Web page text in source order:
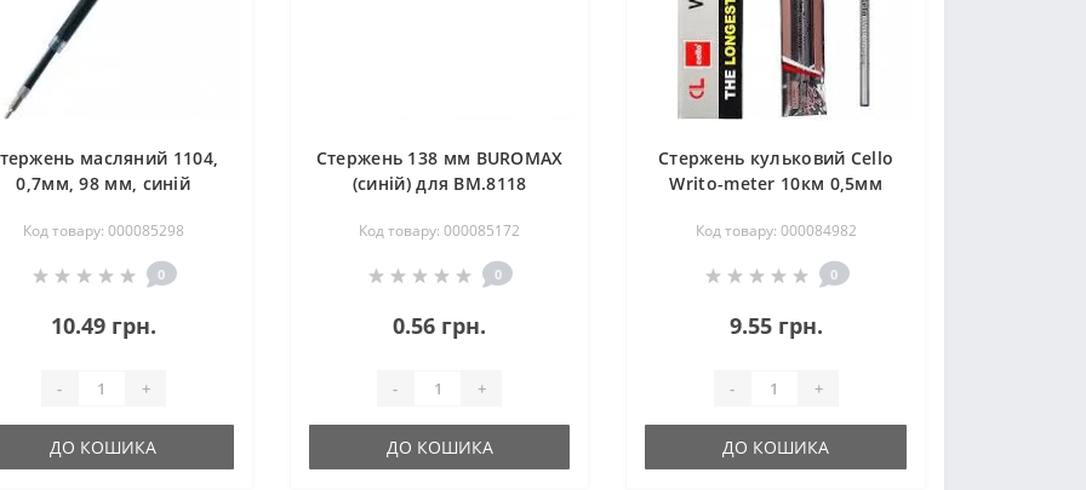
масляний 1104,
0,7мм, 98 мм, синій
Код товару: 000085298
0
10.49 грн.
- +
ДО КОШИКА
Стержень 138 мм BUROMAX
(синій) для BM.8118
Код товару: 000085172
0
0.56 грн.
- +
ДО КОШИКА
Стержень кульковий Cello
Writo-meter 10км 0,5мм
Код товару: 000084982
0
9.55 грн.
- +
ДО КОШИКА